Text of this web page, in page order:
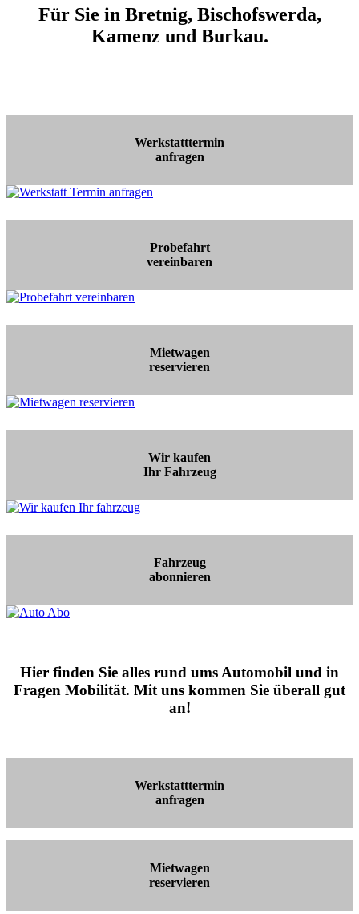
Für Sie in Bretnig, Bischofswerda,
Kamenz und Burkau.
Werkstatttermin
anfragen
Probefahrt
vereinbaren
Mietwagen
reservieren
Wir kaufen
Ihr Fahrzeug
Fahrzeug
abonnieren
Hier finden Sie alles rund ums Automobil und in
Fragen Mobilität. Mit uns kommen Sie überall gut
an!
Werkstatttermin
anfragen
Mietwagen
reservieren